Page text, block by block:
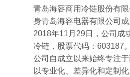
青岛海容商用冷链股份有
身青岛海容电器有限公司
2018年11月29日，公司成
冷链，股票代码：603187。
公司自成立以来始终专注
以专业化、差异化和定制